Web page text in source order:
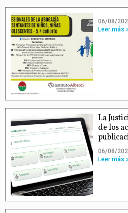
06/08/
Leer más
La
de los
06/08/
Leer más